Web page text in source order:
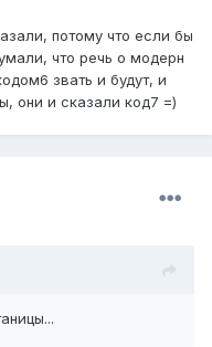
потому что если бы
что речь о модерн
звать и будут, и
они и сказали код7 =)